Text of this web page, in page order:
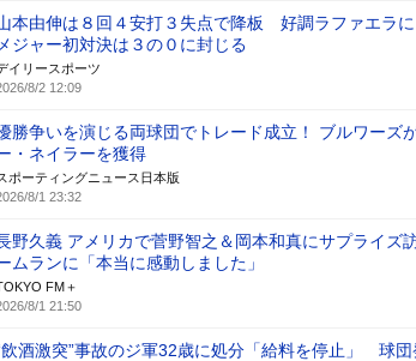
本由伸は８回４安打３失点で降板 好調ラファエラ
メジャー初対決は３の０に封じる
イリースポーツ
8/2 12:09
勝争いを演じる両球団でトレード成立！ ブルワーズ
・ネイラーを獲得
ポーティングニュース日本版
8/1 23:32
野久義 アメリカで菅野智之＆岡本和真にサプライズ
ムランに「本当に感動しました」
FM＋
8/1 21:50
飲酒激突”事故のジ軍32歳に処分「給料を停止」 球